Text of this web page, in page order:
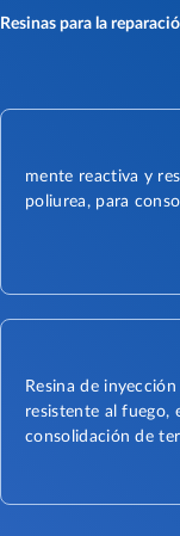
Resinas para la
mente reactiva y
poliurea, para
Resina de
resistente al fuego,
consolidación de